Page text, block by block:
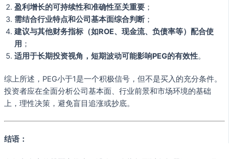
盈利增长的可持续性和准确性至关重要 ；
需结合行业特点和公司基本面综合判断 ；
建议与其他财务指标（如ROE、现金流、负债率等）配合使
用 ；
适用于长期投资视角，短期波动可能影响PEG的有效性。
综上所述，PEG小于1是一个积极信号，但不是买入的充分条件。
投资者应在全面分析公司基本面、行业前景和市场环境的基础
上，理性决策，避免盲目追涨或抄底。
结语：